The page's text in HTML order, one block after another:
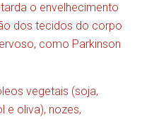
o envelhecimento
dos tecidos do corpo
como Parkinson
vegetais (soja,
e oliva), nozes,